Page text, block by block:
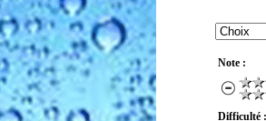
Note :
Difficulté :